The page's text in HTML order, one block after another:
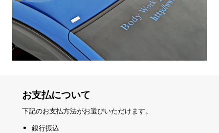
お支払について
下記のお支払方法がお選びいただけます。
銀行振込